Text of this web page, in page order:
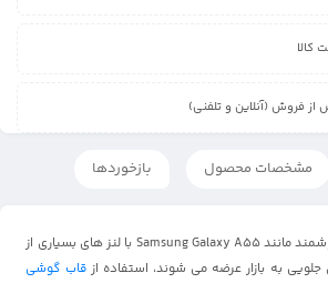
کالا
فروش (آنلاین و تلفنی)
مشخصات محصول بازخوردها
در حالی که گوشی های هوشمند مانند Samsung Galaxy A55 با لنز های بسیاری از
به بازار عرضه می شوند، استفاده ازقاب گوشی